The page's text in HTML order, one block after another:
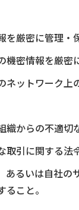
厳密に管理・
機密情報を厳
ネットワーク
織からの不適
引に関する法
あるいは自社
こと。